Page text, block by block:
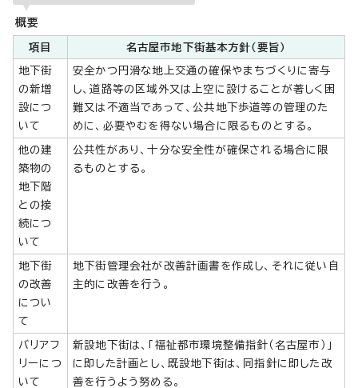
概要
項目 名古屋市地下街基本方針（要旨）
地下街
の新増
設につ
いて
安全かつ円滑な地上交通の確保やまちづくりに寄与
し、道路等の区域外又は上空に設けることが著しく困
難又は不適当であって、公共地下歩道等の管理のた
めに、必要やむを得ない場合に限るものとする。
他の建
築物の
地下階
との接
続につ
いて
公共性があり、十分な安全性が確保される場合に限
るものとする。
地下街
の改善
につい
て
地下街管理会社が改善計画書を作成し、それに従い自
主的に改善を行う。
バリアフ
リーにつ
いて
新設地下街は、「福祉都市環境整備指針（名古屋市）」
に即した計画とし、既設地下街は、同指針に即した改
善を行うよう努める。